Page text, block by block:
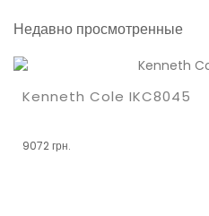
Недавно просмотренные
Kenneth Cole IKC8045
9072 грн.